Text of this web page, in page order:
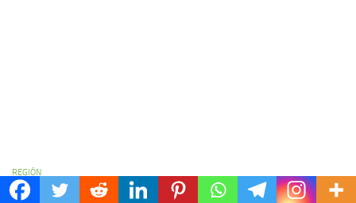
REGIÓN
Avanza el proyecto de nueva línea de alta tensión para potenciar el